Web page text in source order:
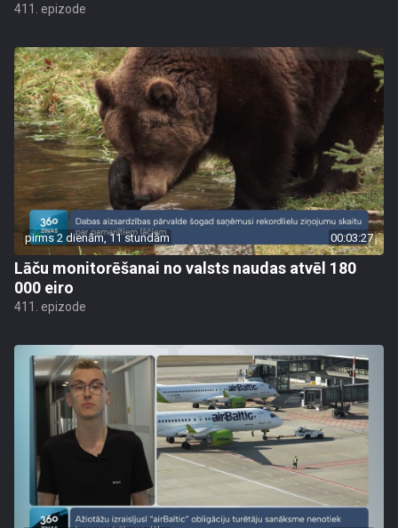
411. epizode
pirms 2 dienām, 11 stundām 00:03:27
Lāču monitorēšanai no valsts naudas atvēl 180
000 eiro
411. epizode